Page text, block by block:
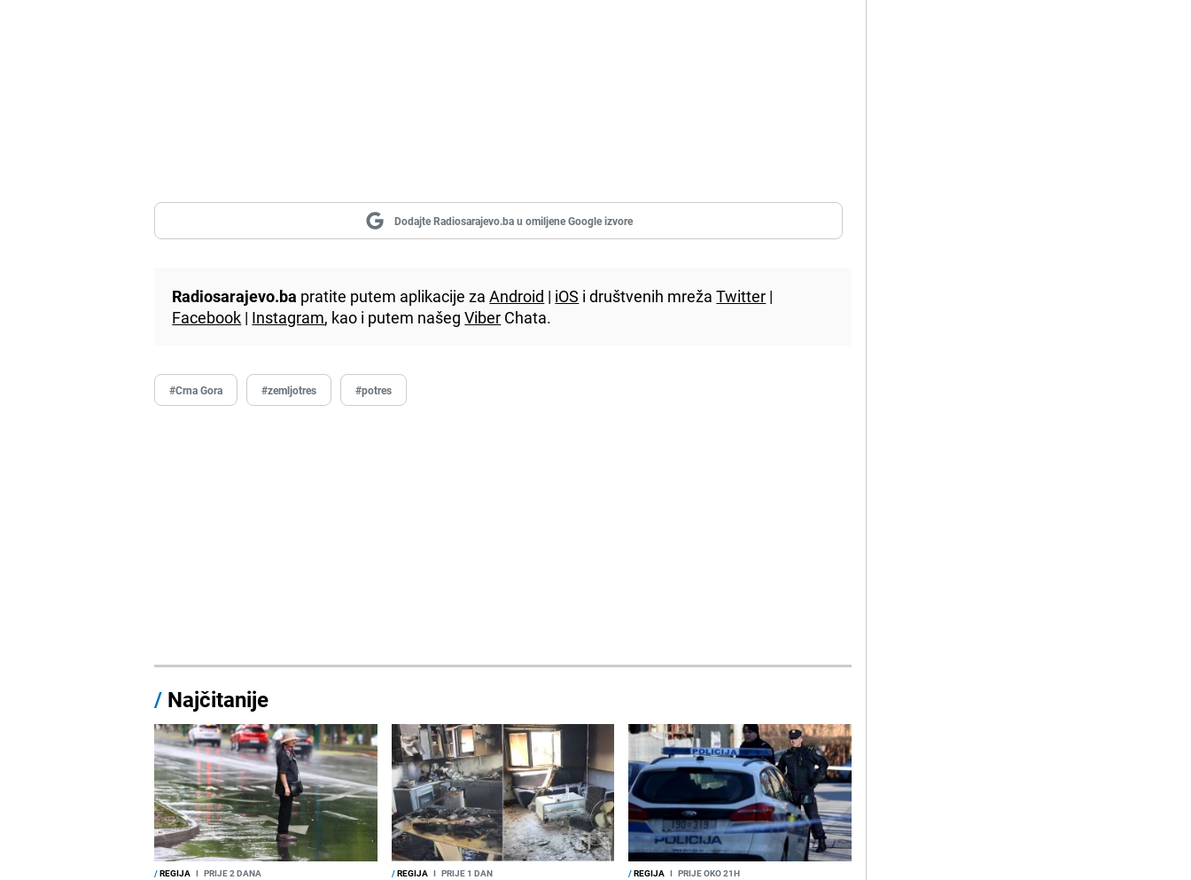
Dodajte Radiosarajevo.ba u omiljene Google izvore
Radiosarajevo.ba pratite putem aplikacije zaAndroid | iOS i društvenih mrežaTwitter |
Facebook | Instagram, kao i putem našegViber Chata.
#Crna Gora #zemljotres #potres
/ Najčitanije
/REGIJA I PRIJE 2 DANA /REGIJA I PRIJE 1 DAN /REGIJA I PRIJE OKO 21H